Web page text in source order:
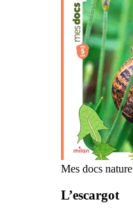
Mes docs nature
L’escargot